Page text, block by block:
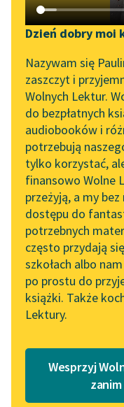
Katalog DAISY
Podkasty o książkach
Aktualności
„Prokurator Alicja
do słuchania
Byliśmy częścią AI
Lab
Zapraszamy na
online z tłumaczkami
literatury
Spotkanie z Katarzyną
Tunkiel w Oslo
102. lata temu zmarł
Joseph Conrad
Lektury szkolne i
literatury do słuchania
Dzień dobry moi
Nazywam się
zaszczyt i
Wolnych Lektur.
do bezpłatnych
audiobooków i
potrzebują
tylko korzystać,
finansowo Wolne
przeżyją, a my
dostępu do
potrzebnych
często przydają
szkołach albo
po prostu do
książki. Także
Lektury.
Wesprzyj
Motyw:
Nie bawiąc się